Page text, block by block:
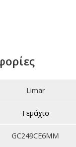
Limar
Τεμάχιο
GC249CE6MM